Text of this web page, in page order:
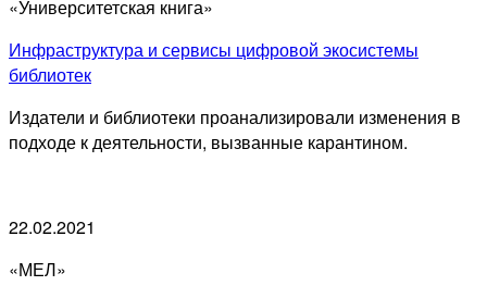
«Университетская книга»
Инфраструктура и сервисы цифровой экосистемы
библиотек
Издатели и библиотеки проанализировали изменения в
подходе к деятельности, вызванные карантином.
22.02.2021
«МЕЛ»